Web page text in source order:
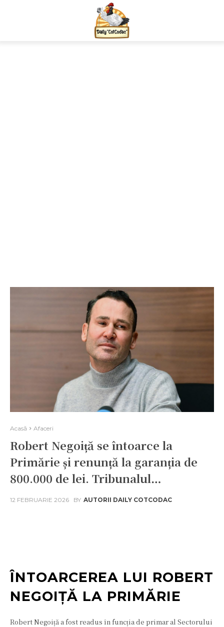
Acasă Afaceri
Robert Negoiță se întoarce la
Primărie și renunță la garanția de
800.000 de lei. Tribunalul…
12 FEBRUARIE 2026 BY AUTORII DAILY COTCODAC
ÎNTOARCEREA LUI ROBERT
NEGOIȚĂ LA PRIMĂRIE
Robert Negoiță a fost readus în funcția de primar al Sectorului